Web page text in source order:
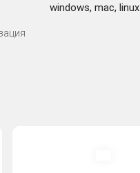
windows, mac, linux